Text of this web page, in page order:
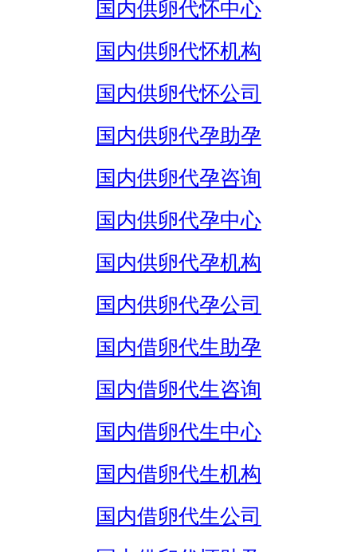
国内供卵代怀中心
国内供卵代怀机构
国内供卵代怀公司
国内供卵代孕助孕
国内供卵代孕咨询
国内供卵代孕中心
国内供卵代孕机构
国内供卵代孕公司
国内借卵代生助孕
国内借卵代生咨询
国内借卵代生中心
国内借卵代生机构
国内借卵代生公司